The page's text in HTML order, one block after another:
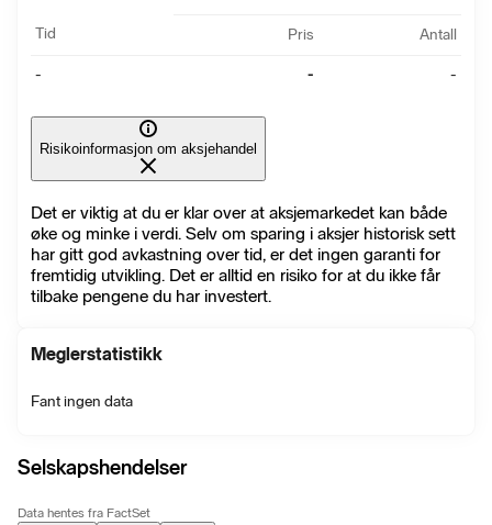
Tid Pris Antall
- - -
Risikoinformasjon om aksjehandel
Det er viktig at du er klar over at aksjemarkedet kan både
øke og minke i verdi. Selv om sparing i aksjer historisk sett
har gitt god avkastning over tid, er det ingen garanti for
fremtidig utvikling. Det er alltid en risiko for at du ikke får
tilbake pengene du har investert.
Meglerstatistikk
Fant ingen data
Selskapshendelser
Data hentes fra FactSet